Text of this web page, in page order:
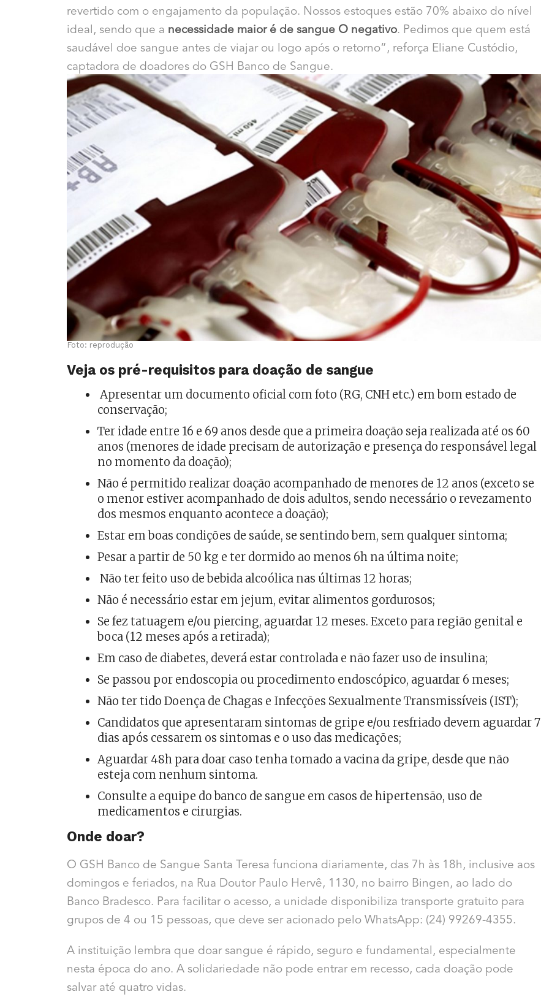
revertido com o engajamento da população. Nossos estoques estão 70% abaixo do nível
ideal, sendo que a necessidade maior é de sangue O negativo. Pedimos que quem está
saudável doe sangue antes de viajar ou logo após o retorno”, reforça Eliane Custódio,
captadora de doadores do GSH Banco de Sangue.
Foto: reprodução
Veja os pré-requisitos para doação de sangue
Apresentar um documento oficial com foto (RG, CNH etc.) em bom estado de
conservação;
Ter idade entre 16 e 69 anos desde que a primeira doação seja realizada até os 60
anos (menores de idade precisam de autorização e presença do responsável legal
no momento da doação);
Não é permitido realizar doação acompanhado de menores de 12 anos (exceto se
o menor estiver acompanhado de dois adultos, sendo necessário o revezamento
dos mesmos enquanto acontece a doação);
Estar em boas condições de saúde, se sentindo bem, sem qualquer sintoma;
Pesar a partir de 50 kg e ter dormido ao menos 6h na última noite;
Não ter feito uso de bebida alcoólica nas últimas 12 horas;
Não é necessário estar em jejum, evitar alimentos gordurosos;
Se fez tatuagem e/ou piercing, aguardar 12 meses. Exceto para região genital e
boca (12 meses após a retirada);
Em caso de diabetes, deverá estar controlada e não fazer uso de insulina;
Se passou por endoscopia ou procedimento endoscópico, aguardar 6 meses;
Não ter tido Doença de Chagas e Infecções Sexualmente Transmissíveis (IST);
Candidatos que apresentaram sintomas de gripe e/ou resfriado devem aguardar 7
dias após cessarem os sintomas e o uso das medicações;
Aguardar 48h para doar caso tenha tomado a vacina da gripe, desde que não
esteja com nenhum sintoma.
Consulte a equipe do banco de sangue em casos de hipertensão, uso de
medicamentos e cirurgias.
Onde doar?
O GSH Banco de Sangue Santa Teresa funciona diariamente, das 7h às 18h, inclusive aos
domingos e feriados, na Rua Doutor Paulo Hervê, 1130, no bairro Bingen, ao lado do
Banco Bradesco. Para facilitar o acesso, a unidade disponibiliza transporte gratuito para
grupos de 4 ou 15 pessoas, que deve ser acionado pelo WhatsApp: (24) 99269-4355.
A instituição lembra que doar sangue é rápido, seguro e fundamental, especialmente
nesta época do ano. A solidariedade não pode entrar em recesso, cada doação pode
salvar até quatro vidas.